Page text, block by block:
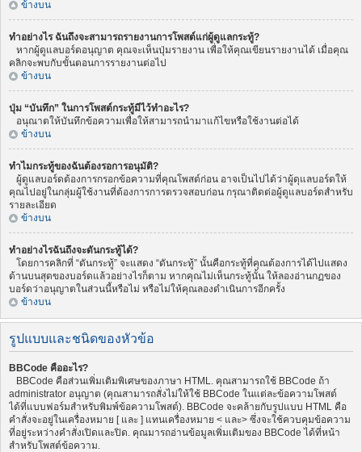
ข้างบน
ทำอย่างไร ฉันถึงจะสามารถรายงานการโพสต์แก่ผู้ดูแลกระทู้?
หากผู้ดูแลบอร์ดอนุญาต คุณจะเห็นปุ่มรายงาน เพื่อให้คุณเขียนรายงานได้ เมื่อคุณ
คลิกจะพบกับขั้นตอนการรายงานต่อไป
ข้างบน
ปุ่ม “บันทึก” ในการโพสต์กระทู้มีไว้ทำอะไร?
อนุณาตให้บันทึกข้อความเพื่อให้สามารถนำมาแก้ไขหรือใช้งานต่อได้
ข้างบน
ทำไมกระทู้ของฉันต้องรอการอนุมัติ?
ผู้ดูแลบอร์ดต้องการกรอกข้อความที่คุณโพสต์ก่อน อาจเป็นไปได้ว่าผู้ดุแลบอร์ดให้
คุณไปอยู่ในกลุ่มผู้ใช้งานที่ต้องการการตรวจสอบก่อน กรุณาติดต่อผู้ดูแลบอร์ดสำหรับ
รายละเอียด
ข้างบน
ทำอย่างไรฉันถึงจะดันกระทู้ได้?
โดยการคลิกที่ “ดันกระทู้” จะแสดง “ดันกระทู้” นั้นคือกระทู้ที่คุณต้องการได้ไปแสดง
ด้านบนสุดของบอร์ดแล้วอย่างไรก็ตาม หากคุณไม่เห็นกระทู้นั้น ให้ลองอ่านกฏของ
บอร์ดว่าอนุญาตในส่วนนี้หรือไม่ หรือไม่ให้คุณลองดำเนินการอีกครั้ง
ข้างบน
รูปแบบและชนิดของหัวข้อ
BBCode คืออะไร?
BBCode คือส่วนเพิ่มเติมพิเศษของภาษา HTML. คุณสามารถใช้ BBCode ถ้า
administrator อนุญาต (คุณสามารถสั่งไม่ให้ใช้ BBCode ในแต่ละข้อความโพสต์
ได้ที่แบบฟอร์มสำหรับพิมพ์ข้อความโพสต์). BBCode จะคล้ายกับรูปแบบ HTML คือ
คำสั่งจะอยู่ในเครื่องหมาย [ และ ] แทนเครื่องหมาย < และ> ซึ่งจะใช้ควบคุมข้อความ
ที่อยู่ระหว่างคำสั่งเปิดและปิด. คุณมารถอ่านข้อมูลเพิ่มเติมของ BBCode ได้ที่หน้า
สำหรับโพสต์ข้อความ.